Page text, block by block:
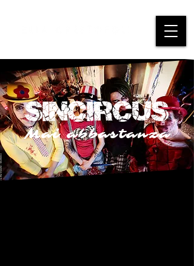
SinCircus
Mai abbastanza